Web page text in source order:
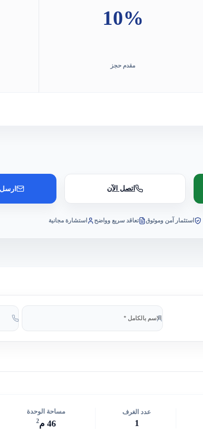
10%
مقدم حجز
اتصل الآن
استثمار آمن وموثوق تعاقد سريع وواضح استشارة مجانية
عدد الغرف
1
مساحة الوحدة
46 م 2